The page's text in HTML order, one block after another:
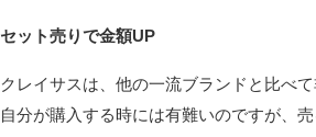
セット売りで金額UP
クレイサスは、他の一流ブランドと比べ
自分が購入する時には有難いのですが、